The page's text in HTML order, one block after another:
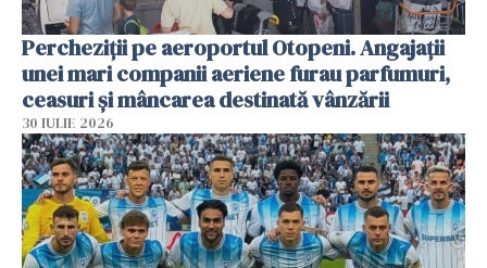
Percheziții pe aeroportul Otopeni. Angajații
unei mari companii aeriene furau parfumuri,
ceasuri și mâncarea destinată vânzării
30 IULIE 2026